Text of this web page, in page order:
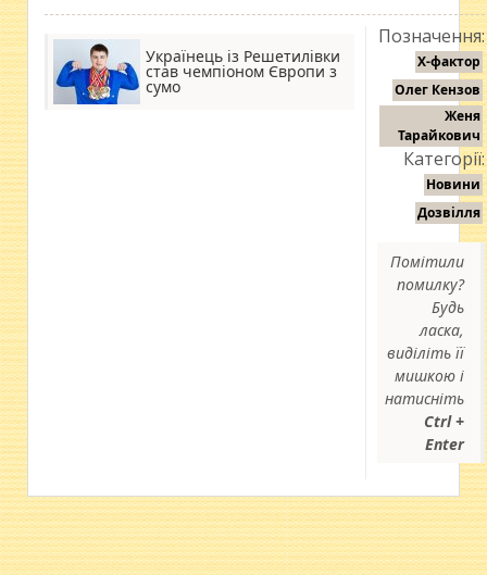
Українець із Решетилівки
став чемпіоном Європи з
сумо
Позначення:
Х-фактор
Олег Кензов
Женя
Тарайкович
Категорії:
Новини
Дозвілля
Помітили
помилку?
Будь
ласка,
виділіть її
мишкою і
натисніть
Ctrl +
Enter